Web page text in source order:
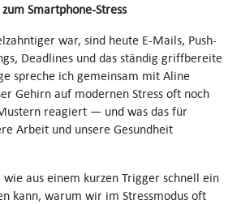
Smartphone-Stress
war, sind heute E-Mails, Push-
Deadlines und das ständig griffbereite
spreche ich gemeinsam mit Aline
Gehirn auf modernen Stress oft noch
reagiert — und was das für
Arbeit und unsere Gesundheit
aus einem kurzen Trigger schnell ein
kann, warum wir im Stressmodus oft